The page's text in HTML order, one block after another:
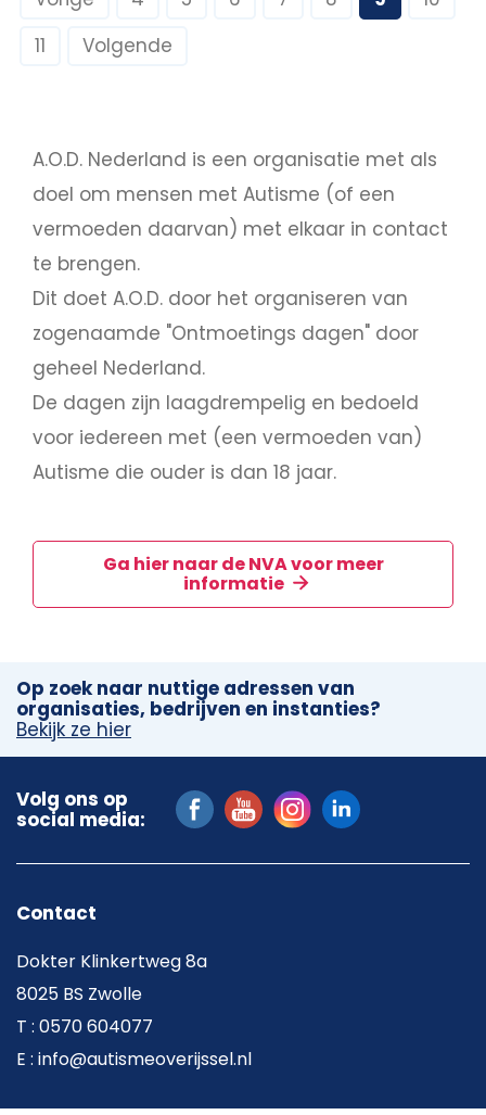
11
Volgende
A.O.D. Nederland is een organisatie met als
doel om mensen met Autisme (of een
vermoeden daarvan) met elkaar in contact
te brengen.
Dit doet A.O.D. door het organiseren van
zogenaamde "Ontmoetings dagen" door
geheel Nederland.
De dagen zijn laagdrempelig en bedoeld
voor iedereen met (een vermoeden van)
Autisme die ouder is dan 18 jaar.
Ga hier naar de NVA voor meer
informatie
Op zoek naar nuttige adressen van
organisaties, bedrijven en instanties?
Bekijk ze hier
Volg ons op
social media:
Contact
Dokter Klinkertweg 8a
8025 BS Zwolle
T : 0570 604077
E : info@autismeoverijssel.nl